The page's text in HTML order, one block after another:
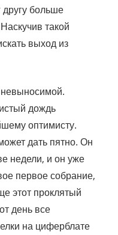
другу больше
такой
выход из
дождь
оптимисту.
дать пятно. Он
недели, и он уже
первое собрание,
этот проклятый
день все
на циферблате